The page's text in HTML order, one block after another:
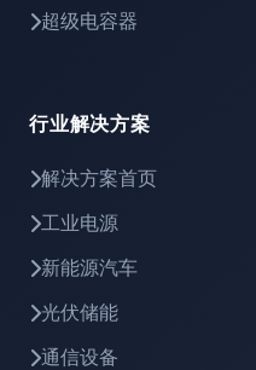
超级电容器
行业解决方案
解决方案首页
工业电源
新能源汽车
光伏储能
通信设备